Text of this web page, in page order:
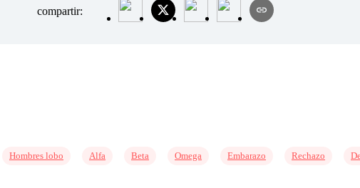
compartir:
Hombres lobo Alfa Beta Omega Embarazo Rechazo